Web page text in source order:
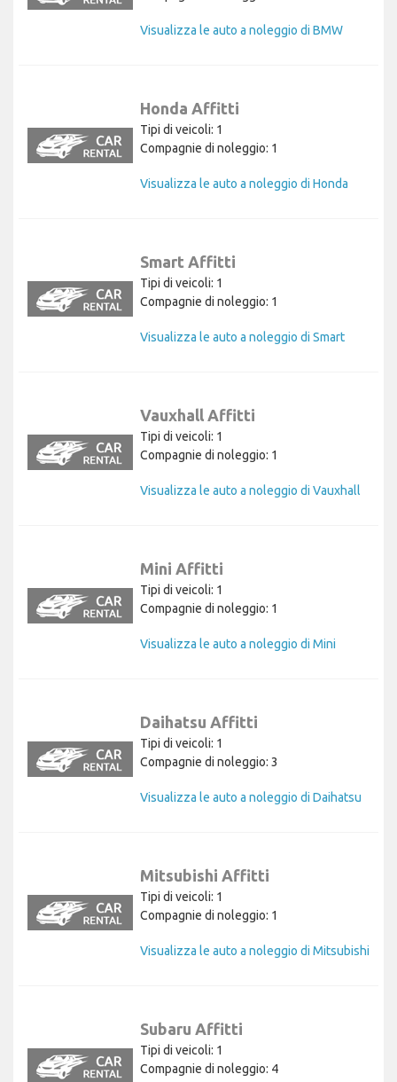
Visualizza le auto a noleggio di BMW
Honda Affitti
Tipi di veicoli: 1
Compagnie di noleggio: 1
Visualizza le auto a noleggio di Honda
Smart Affitti
Tipi di veicoli: 1
Compagnie di noleggio: 1
Visualizza le auto a noleggio di Smart
Vauxhall Affitti
Tipi di veicoli: 1
Compagnie di noleggio: 1
Visualizza le auto a noleggio di Vauxhall
Mini Affitti
Tipi di veicoli: 1
Compagnie di noleggio: 1
Visualizza le auto a noleggio di Mini
Daihatsu Affitti
Tipi di veicoli: 1
Compagnie di noleggio: 3
Visualizza le auto a noleggio di Daihatsu
Mitsubishi Affitti
Tipi di veicoli: 1
Compagnie di noleggio: 1
Visualizza le auto a noleggio di Mitsubishi
Subaru Affitti
Tipi di veicoli: 1
Compagnie di noleggio: 4